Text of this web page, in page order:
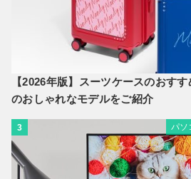
【2026年版】スーツケースのおす
のおしゃれなモデルをご紹介
3 パソ